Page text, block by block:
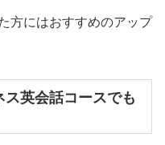
方にはおすすめのアップ
英会話コースでも